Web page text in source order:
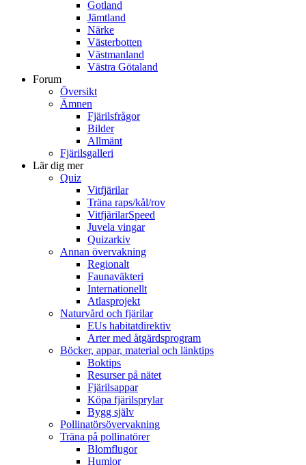
Gotland
Jämtland
Närke
Västerbotten
Västmanland
Västra Götaland
Forum
Översikt
Ämnen
Fjärilsfrågor
Bilder
Allmänt
Fjärilsgalleri
Lär dig mer
Quiz
Vitfjärilar
Träna raps/kål/rov
VitfjärilarSpeed
Juvela vingar
Quizarkiv
Annan övervakning
Regionalt
Faunaväkteri
Internationellt
Atlasprojekt
Naturvård och fjärilar
EUs habitatdirektiv
Arter med åtgärdsprogram
Böcker, appar, material och länktips
Boktips
Resurser på nätet
Fjärilsappar
Köpa fjärilsprylar
Bygg själv
Pollinatörsövervakning
Träna på pollinatörer
Blomflugor
Humlor